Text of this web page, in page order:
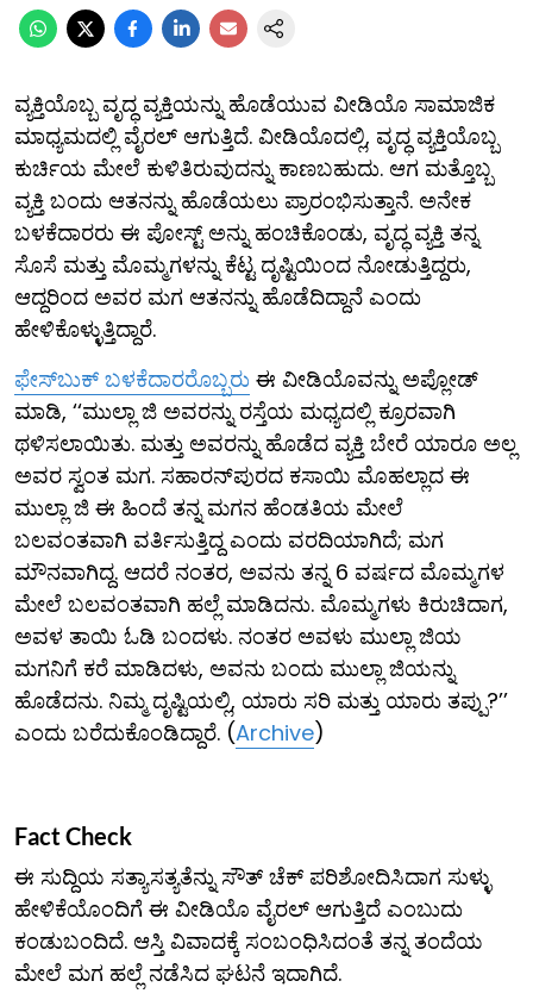
ವ್ಯಕ್ತಿಯೊಬ್ಬ ವೃದ್ಧ ವ್ಯಕ್ತಿಯನ್ನು ಹೊಡೆಯುವ ವೀಡಿಯೊ ಸಾಮಾಜಿಕ
ಮಾಧ್ಯಮದಲ್ಲಿ ವೈರಲ್ ಆಗುತ್ತಿದೆ. ವೀಡಿಯೊದಲ್ಲಿ, ವೃದ್ಧ ವ್ಯಕ್ತಿಯೊಬ್ಬ
ಕುರ್ಚಿಯ ಮೇಲೆ ಕುಳಿತಿರುವುದನ್ನು ಕಾಣಬಹುದು. ಆಗ ಮತ್ತೊಬ್ಬ
ವ್ಯಕ್ತಿ ಬಂದು ಆತನನ್ನು ಹೊಡೆಯಲು ಪ್ರಾರಂಭಿಸುತ್ತಾನೆ. ಅನೇಕ
ಬಳಕೆದಾರರು ಈ ಪೋಸ್ಟ್ ಅನ್ನು ಹಂಚಿಕೊಂಡು, ವೃದ್ಧ ವ್ಯಕ್ತಿ ತನ್ನ
ಸೊಸೆ ಮತ್ತು ಮೊಮ್ಮಗಳನ್ನು ಕೆಟ್ಟ ದೃಷ್ಟಿಯಿಂದ ನೋಡುತ್ತಿದ್ದರು,
ಆದ್ದರಿಂದ ಅವರ ಮಗ ಆತನನ್ನು ಹೊಡೆದಿದ್ದಾನೆ ಎಂದು
ಹೇಳಿಕೊಳ್ಳುತ್ತಿದ್ದಾರೆ.
ಫೇಸ್​ಬುಕ್ ಬಳಕೆದಾರರೊಬ್ಬರು ಈ ವೀಡಿಯೊವನ್ನು ಅಪ್ಲೋಡ್
ಮಾಡಿ, ‘‘ಮುಲ್ಲಾ ಜಿ ಅವರನ್ನು ರಸ್ತೆಯ ಮಧ್ಯದಲ್ಲಿ ಕ್ರೂರವಾಗಿ
ಥಳಿಸಲಾಯಿತು. ಮತ್ತು ಅವರನ್ನು ಹೊಡೆದ ವ್ಯಕ್ತಿ ಬೇರೆ ಯಾರೂ ಅಲ್ಲ
ಅವರ ಸ್ವಂತ ಮಗ. ಸಹಾರನ್‌ಪುರದ ಕಸಾಯಿ ಮೊಹಲ್ಲಾದ ಈ
ಮುಲ್ಲಾ ಜಿ ಈ ಹಿಂದೆ ತನ್ನ ಮಗನ ಹೆಂಡತಿಯ ಮೇಲೆ
ಬಲವಂತವಾಗಿ ವರ್ತಿಸುತ್ತಿದ್ದ ಎಂದು ವರದಿಯಾಗಿದೆ; ಮಗ
ಮೌನವಾಗಿದ್ದ. ಆದರೆ ನಂತರ, ಅವನು ತನ್ನ 6 ವರ್ಷದ ಮೊಮ್ಮಗಳ
ಮೇಲೆ ಬಲವಂತವಾಗಿ ಹಲ್ಲೆ ಮಾಡಿದನು. ಮೊಮ್ಮಗಳು ಕಿರುಚಿದಾಗ,
ಅವಳ ತಾಯಿ ಓಡಿ ಬಂದಳು. ನಂತರ ಅವಳು ಮುಲ್ಲಾ ಜಿಯ
ಮಗನಿಗೆ ಕರೆ ಮಾಡಿದಳು, ಅವನು ಬಂದು ಮುಲ್ಲಾ ಜಿಯನ್ನು
ಹೊಡೆದನು. ನಿಮ್ಮ ದೃಷ್ಟಿಯಲ್ಲಿ, ಯಾರು ಸರಿ ಮತ್ತು ಯಾರು ತಪ್ಪು?’’
ಎಂದು ಬರೆದುಕೊಂಡಿದ್ದಾರೆ. (Archive)
Fact Check
ಈ ಸುದ್ದಿಯ ಸತ್ಯಾಸತ್ಯತೆನ್ನು ಸೌತ್ ಚೆಕ್ ಪರಿಶೋದಿಸಿದಾಗ ಸುಳ್ಳು
ಹೇಳಿಕೆಯೊಂದಿಗೆ ಈ ವೀಡಿಯೊ ವೈರಲ್ ಆಗುತ್ತಿದೆ ಎಂಬುದು
ಕಂಡುಬಂದಿದೆ. ಆಸ್ತಿ ವಿವಾದಕ್ಕೆ ಸಂಬಂಧಿಸಿದಂತೆ ತನ್ನ ತಂದೆಯ
ಮೇಲೆ ಮಗ ಹಲ್ಲೆ ನಡೆಸಿದ ಘಟನೆ ಇದಾಗಿದೆ.